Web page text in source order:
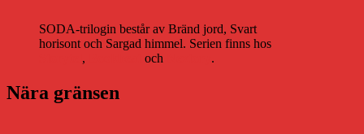
SODA-trilogin består av Bränd jord, Svart
horisont och Sargad himmel. Serien finns hos
, och .
Nära gränsen